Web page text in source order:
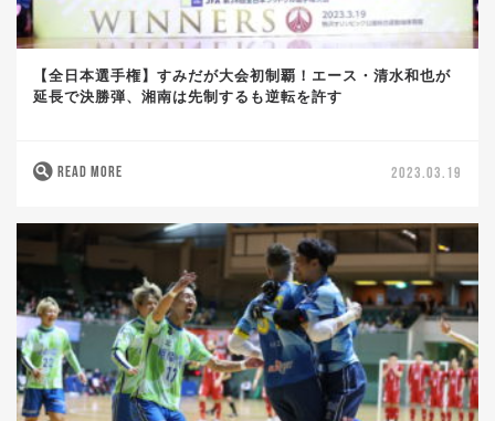
【全日本選手権】すみだが大会初制覇！エース・清水和也が
延長で決勝弾、湘南は先制するも逆転を許す
READ MORE 2023.03.19